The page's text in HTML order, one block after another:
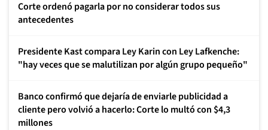
Corte ordenó pagarla por no considerar todos sus
antecedentes
Presidente Kast compara Ley Karin con Ley Lafkenche:
"hay veces que se malutilizan por algún grupo pequeño"
Banco confirmó que dejaría de enviarle publicidad a
cliente pero volvió a hacerlo: Corte lo multó con $4,3
millones